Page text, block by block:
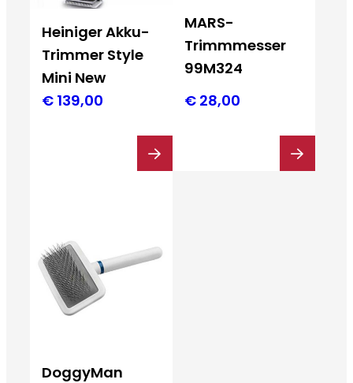
Heiniger Akku-
Trimmer Style
Mini New
€ 139,00
MARS-
Trimmmesser
99M324
€ 28,00
DoggyMan